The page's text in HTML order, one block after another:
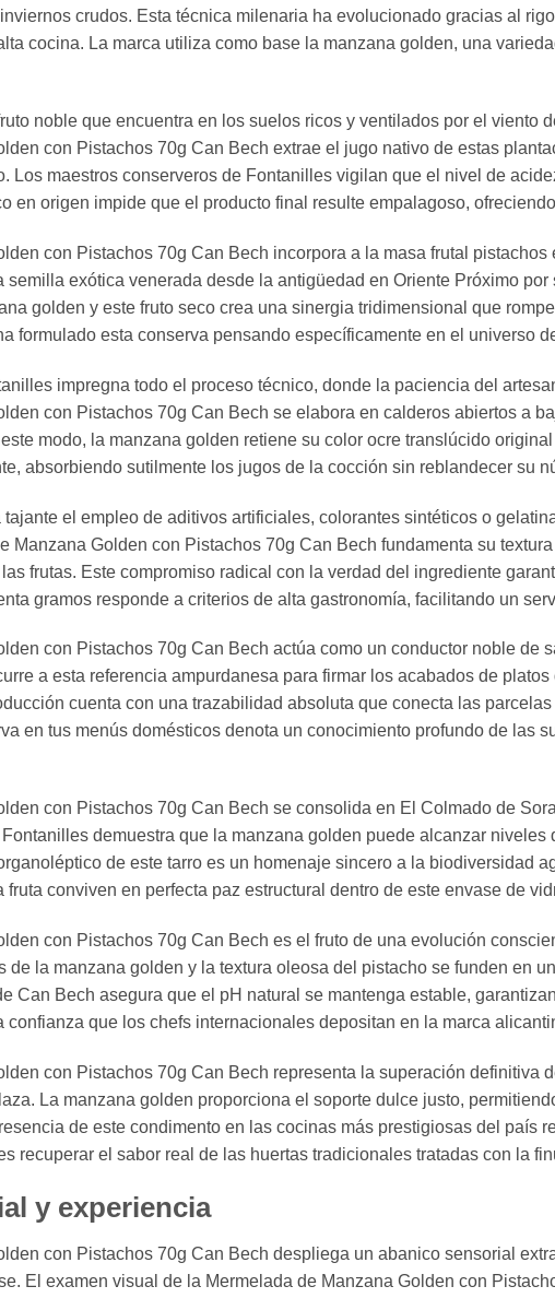
crudos. Esta técnica milenaria ha evolucionado gracias al
cocina. La marca utiliza como base la manzana golden, una
noble que encuentra en los suelos ricos y ventilados por el viento
con Pistachos 70g Can Bech extrae el jugo nativo de estas
Los maestros conserveros de Fontanilles vigilan que el nivel de
en origen impide que el producto final resulte empalagoso,
con Pistachos 70g Can Bech incorpora a la masa frutal
semilla exótica venerada desde la antigüedad en Oriente Próximo
golden y este fruto seco crea una sinergia tridimensional que
formulado esta conserva pensando específicamente en el universo
impregna todo el proceso técnico, donde la paciencia del
con Pistachos 70g Can Bech se elabora en calderos abiertos a
modo, la manzana golden retiene su color ocre translúcido
absorbiendo sutilmente los jugos de la cocción sin reblandecer su
tajante el empleo de aditivos artificiales, colorantes sintéticos o
Manzana Golden con Pistachos 70g Can Bech fundamenta su
frutas. Este compromiso radical con la verdad del ingrediente
gramos responde a criterios de alta gastronomía, facilitando un
con Pistachos 70g Can Bech actúa como un conductor noble de
a esta referencia ampurdanesa para firmar los acabados de
cuenta con una trazabilidad absoluta que conecta las
en tus menús domésticos denota un conocimiento profundo de las
con Pistachos 70g Can Bech se consolida en El Colmado de
demuestra que la manzana golden puede alcanzar
de este tarro es un homenaje sincero a la biodiversidad
fruta conviven en perfecta paz estructural dentro de este envase de
con Pistachos 70g Can Bech es el fruto de una evolución
de la manzana golden y la textura oleosa del pistacho se funden en
Can Bech asegura que el pH natural se mantenga estable,
que los chefs internacionales depositan en la marca
con Pistachos 70g Can Bech representa la superación definitiva
La manzana golden proporciona el soporte dulce justo,
de este condimento en las cocinas más prestigiosas del país
recuperar el sabor real de las huertas tradicionales tratadas con la
y experiencia
con Pistachos 70g Can Bech despliega un abanico sensorial
El examen visual de la Mermelada de Manzana Golden con